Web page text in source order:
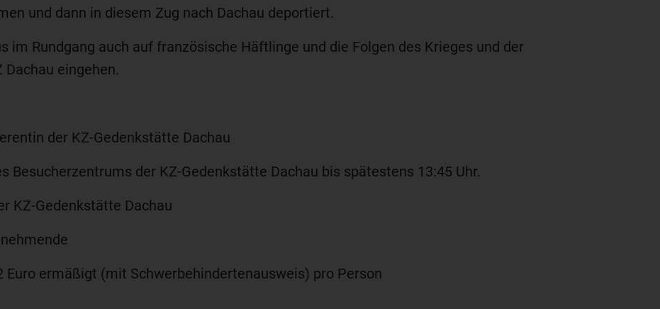
und dann in diesem Zug nach Dachau deportiert.
im Rundgang auch auf französische Häftlinge und die Folgen des Krieges und der
eingehen.
der KZ-Gedenkstätte Dachau
der KZ-Gedenkstätte Dachau bis spätestens 13:45 Uhr.
KZ-Gedenkstätte Dachau
ermäßigt (mit Schwerbehindertenausweis) pro Person